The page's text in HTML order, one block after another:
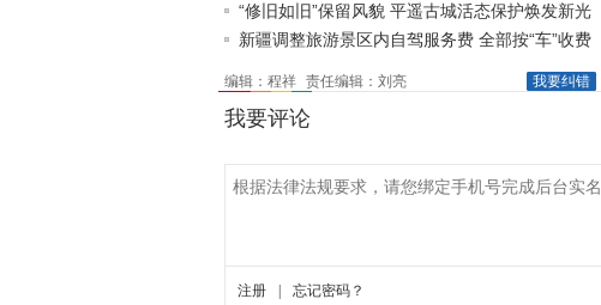
动地方文旅新活..
“修旧如旧”保留风貌 平遥古城活态保护焕发新光
彩
新疆调整旅游景区内自驾服务费 全部按“车”收费
我要纠错
编辑：程祥 责任编辑：刘亮